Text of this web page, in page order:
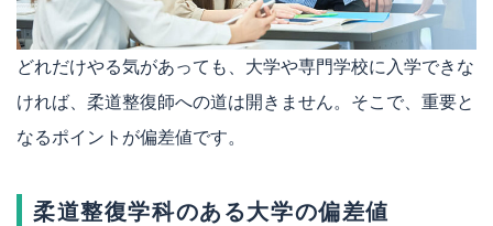
どれだけやる気があっても、大学や専門学校に入学できな
ければ、柔道整復師への道は開きません。そこで、重要と
なるポイントが偏差値です。
柔道整復学科のある大学の偏差値